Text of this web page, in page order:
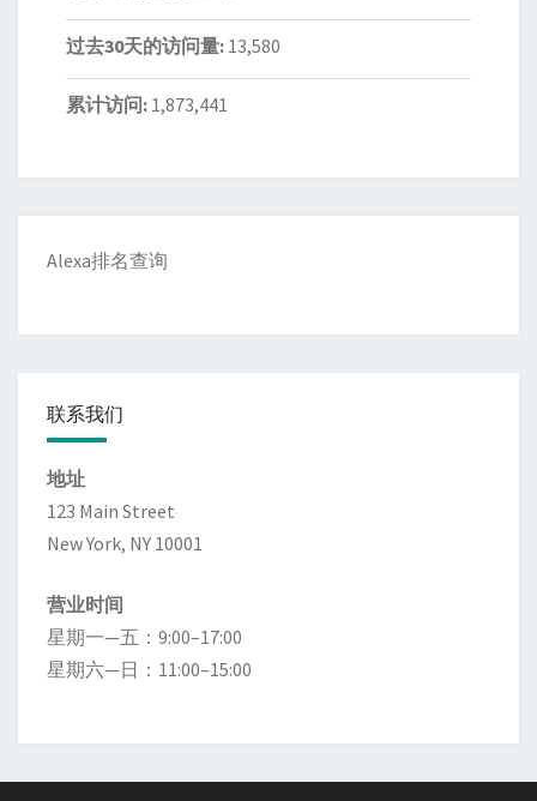
过去30天的访问量: 13,580
累计访问: 1,873,441
Alexa排名查询
联系我们
地址
123 Main Street
New York, NY 10001
营业时间
星期一—五：9:00–17:00
星期六—日：11:00–15:00